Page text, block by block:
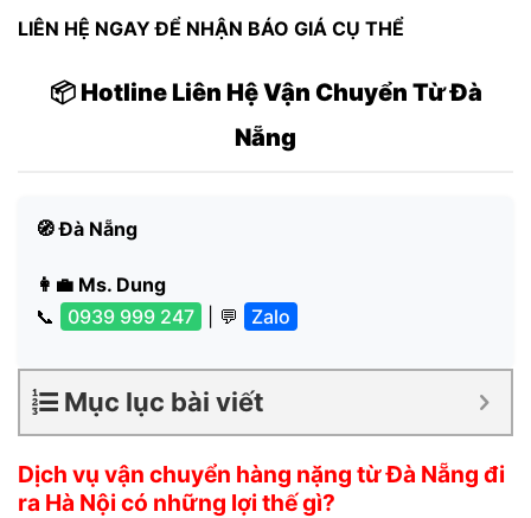
LIÊN HỆ NGAY ĐỂ NHẬN BÁO GIÁ CỤ THỂ
📦 Hotline Liên Hệ Vận Chuyển Từ Đà
Nẵng
🧭 Đà Nẵng
👩‍💼 Ms. Dung
📞
0939 999 247 | 💬 Zalo
Mục lục bài viết
Dịch vụ vận chuyển hàng nặng từ Đà Nẵng đi
ra Hà Nội có những lợi thế gì?